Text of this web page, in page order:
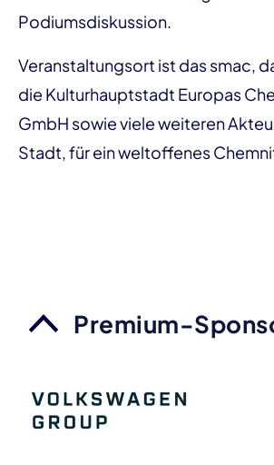
Podiumsdiskussion.
Veranstaltungsort ist das smac,
die Kulturhauptstadt Europas
GmbH sowie viele weiteren
Stadt, für ein weltoffenes
Premium-